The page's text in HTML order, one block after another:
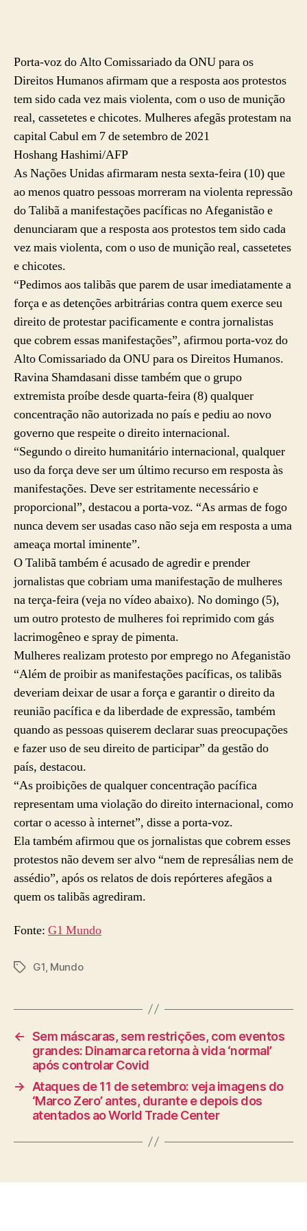
Porta-voz do Alto Comissariado da ONU para os
Direitos Humanos afirmam que a resposta aos protestos
tem sido cada vez mais violenta, com o uso de munição
real, cassetetes e chicotes. Mulheres afegãs protestam na
capital Cabul em 7 de setembro de 2021
Hoshang Hashimi/AFP
As Nações Unidas afirmaram nesta sexta-feira (10) que
ao menos quatro pessoas morreram na violenta repressão
do Talibã a manifestações pacíficas no Afeganistão e
denunciaram que a resposta aos protestos tem sido cada
vez mais violenta, com o uso de munição real, cassetetes
e chicotes.
“Pedimos aos talibãs que parem de usar imediatamente a
força e as detenções arbitrárias contra quem exerce seu
direito de protestar pacificamente e contra jornalistas
que cobrem essas manifestações”, afirmou porta-voz do
Alto Comissariado da ONU para os Direitos Humanos.
Ravina Shamdasani disse também que o grupo
extremista proíbe desde quarta-feira (8) qualquer
concentração não autorizada no país e pediu ao novo
governo que respeite o direito internacional.
“Segundo o direito humanitário internacional, qualquer
uso da força deve ser um último recurso em resposta às
manifestações. Deve ser estritamente necessário e
proporcional”, destacou a porta-voz. “As armas de fogo
nunca devem ser usadas caso não seja em resposta a uma
ameaça mortal iminente”.
O Talibã também é acusado de agredir e prender
jornalistas que cobriam uma manifestação de mulheres
na terça-feira (veja no vídeo abaixo). No domingo (5),
um outro protesto de mulheres foi reprimido com gás
lacrimogêneo e spray de pimenta.
Mulheres realizam protesto por emprego no Afeganistão
“Além de proibir as manifestações pacíficas, os talibãs
deveriam deixar de usar a força e garantir o direito da
reunião pacífica e da liberdade de expressão, também
quando as pessoas quiserem declarar suas preocupações
e fazer uso de seu direito de participar” da gestão do
país, destacou.
“As proibições de qualquer concentração pacífica
representam uma violação do direito internacional, como
cortar o acesso à internet”, disse a porta-voz.
Ela também afirmou que os jornalistas que cobrem esses
protestos não devem ser alvo “nem de represálias nem de
assédio”, após os relatos de dois repórteres afegãos a
quem os talibãs agrediram.
Fonte: G1 Mundo
TagsG1 Mundo
← Sem máscaras, sem restrições, com eventos
grandes: Dinamarca retorna à vida ‘normal’
após controlar Covid
→
Ataques de 11 de setembro: veja imagens do
‘Marco Zero’ antes, durante e depois dos
atentados ao World Trade Center